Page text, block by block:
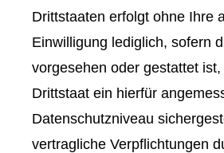
Drittstaaten erfolgt ohne Ihre
Einwilligung lediglich, sofern
vorgesehen oder gestattet ist,
Drittstaat ein hierfür
Datenschutzniveau
vertragliche Verpflichtungen